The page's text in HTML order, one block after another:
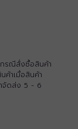
รณีสั่งซื้อสินค้า
าเมื่อสินค้า
จัดส่ง 5 - 6